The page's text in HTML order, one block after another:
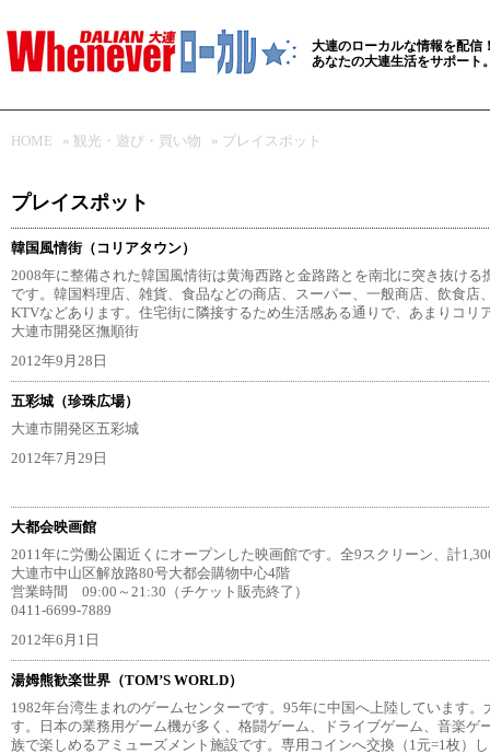
大連のローカルな情報を配信
あなたの大連生活をサポート
HOME » 観光・遊び・買い物 » プレイスポット
プレイスポット
韓国風情街（コリアタウン）
2008年に整備された韓国風情街は黄海西路と金路路とを南北に突き抜ける
です。韓国料理店、雑貨、食品などの商店、スーパー、一般商店、飲食店
KTVなどあります。住宅街に隣接するため生活感ある通りで、あまりコリ
大連市開発区撫順街
2012年9月28日
五彩城（珍珠広場）
大連市開発区五彩城
2012年7月29日
大都会映画館
2011年に労働公園近くにオープンした映画館です。全9スクリーン、計
大連市中山区解放路80号大都会購物中心4階
営業時間 09:00～21:30（チケット販売終了）
0411-6699-7889
2012年6月1日
湯姆熊歓楽世界（TOM’S WORLD）
1982年台湾生まれのゲームセンターです。95年に中国へ上陸しています
す。日本の業務用ゲーム機が多く、格闘ゲーム、ドライブゲーム、音楽ゲ
族で楽しめるアミューズメント施設です。専用コインへ交換（1元=1枚）